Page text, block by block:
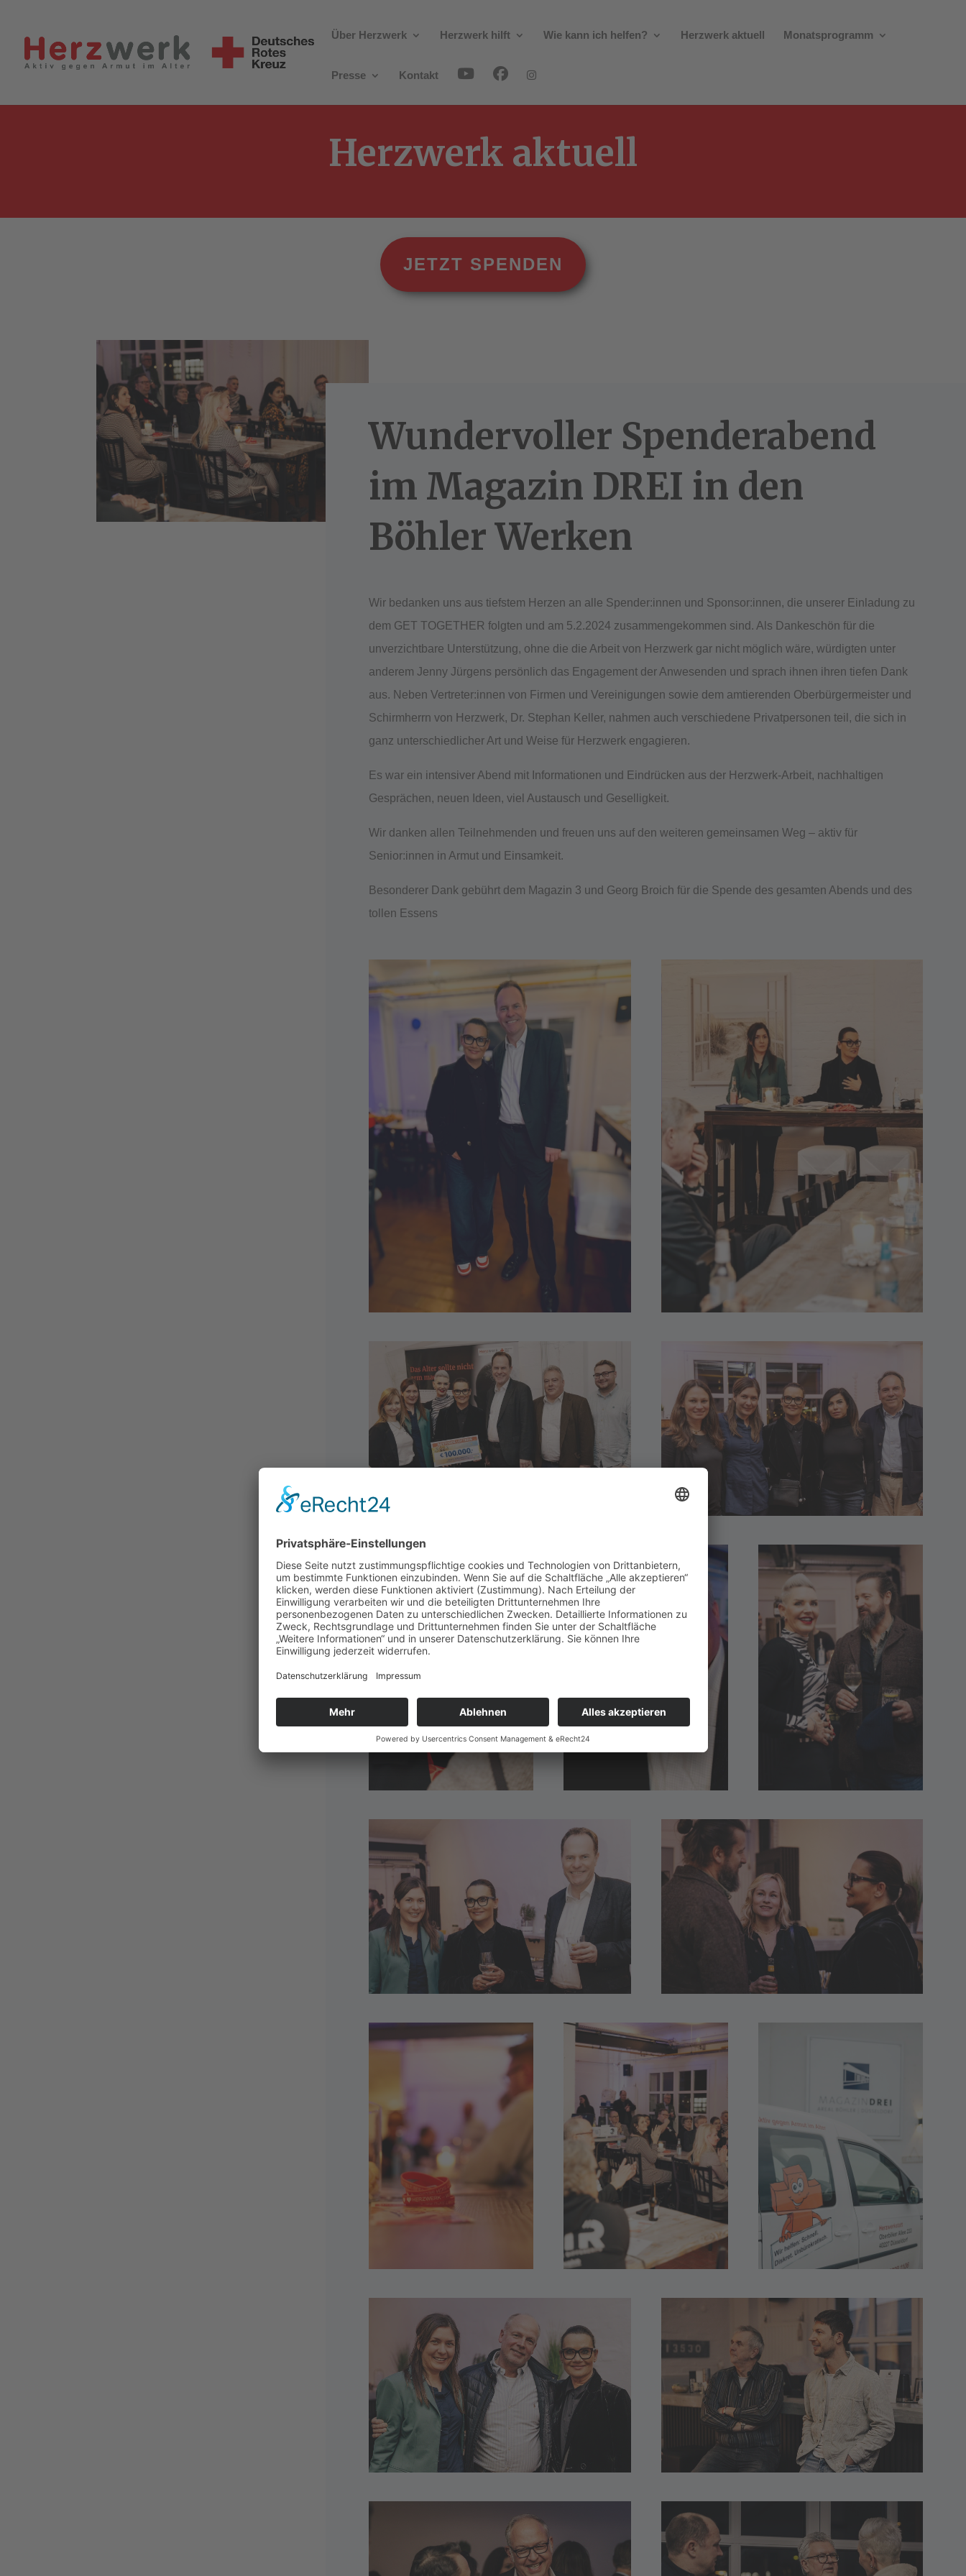
Über Herzwerk Herzwerk hilft Wie kann ich helfen? Herzwerk aktuell Monatsprogramm
Presse Kontakt
Herzwerk aktuell
JETZT SPENDEN
Wundervoller Spenderabend
im Magazin DREI in den
Böhler Werken
Wir bedanken uns aus tiefstem Herzen an alle Spender:innen und Sponsor:innen, die unserer Einladung zu
dem GET TOGETHER folgten und am 5.2.2024 zusammengekommen sind. Als Dankeschön für die
unverzichtbare Unterstützung, ohne die die Arbeit von Herzwerk gar nicht möglich wäre, würdigten unter
anderem Jenny Jürgens persönlich das Engagement der Anwesenden und sprach ihnen ihren tiefen Dank
aus. Neben Vertreter:innen von Firmen und Vereinigungen sowie dem amtierenden Oberbürgermeister und
Schirmherrn von Herzwerk, Dr. Stephan Keller, nahmen auch verschiedene Privatpersonen teil, die sich in
ganz unterschiedlicher Art und Weise für Herzwerk engagieren.
Es war ein intensiver Abend mit Informationen und Eindrücken aus der Herzwerk-Arbeit, nachhaltigen
Gesprächen, neuen Ideen, viel Austausch und Geselligkeit.
Wir danken allen Teilnehmenden und freuen uns auf den weiteren gemeinsamen Weg – aktiv für
Senior:innen in Armut und Einsamkeit.
Besonderer Dank gebührt dem Magazin 3 und Georg Broich für die Spende des gesamten Abends und des
tollen Essens